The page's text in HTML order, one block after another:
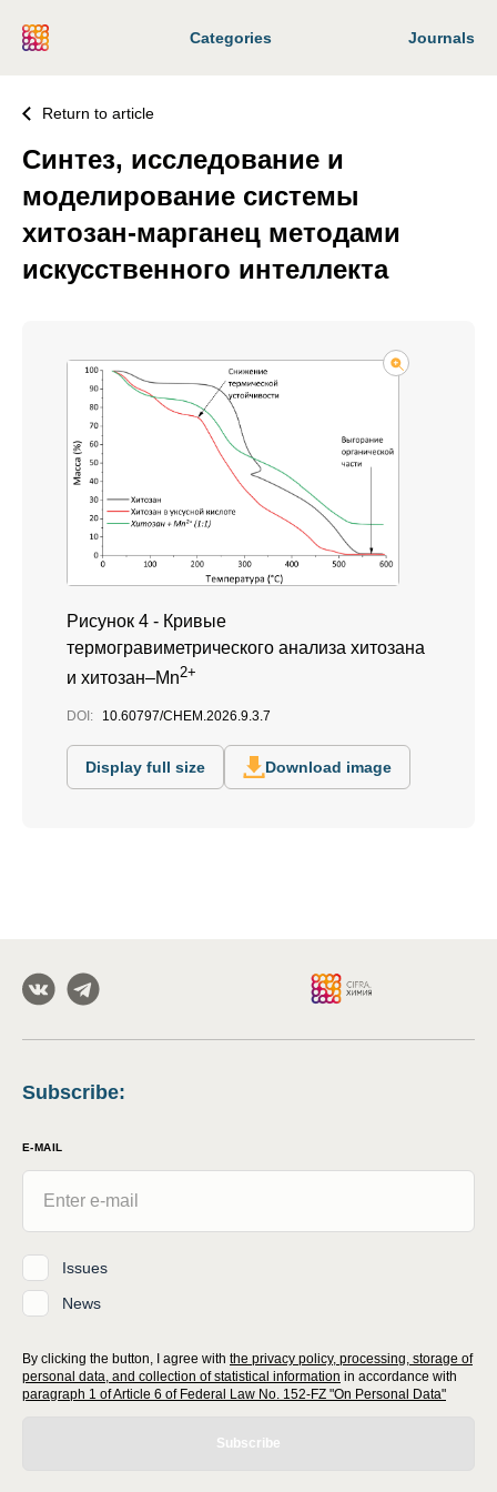
Categories Journals
Return to article
Синтез, исследование и
моделирование системы
хитозан-марганец методами
искусственного интеллекта
Рисунок 4 - Кривые
термогравиметрического анализа хитозана
и хитозан–Mn2+
DOI: 10.60797/CHEM.2026.9.3.7
Display full size Download image
Subscribe:
E-MAIL
Issues
News
By clicking the button, I agree with the privacy policy, processing, storage of
personal data, and collection of statistical information in accordance with
paragraph 1 of Article 6 of Federal Law No. 152-FZ "On Personal Data"
Subscribe